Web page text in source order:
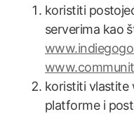
koristiti
serverima kao
koristiti vlastite
platforme i